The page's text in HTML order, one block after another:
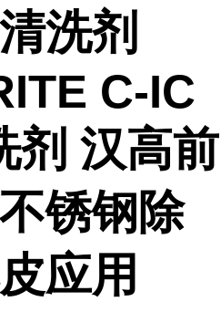
洗剂
C-IC
剂 汉高前
锈钢除
应用